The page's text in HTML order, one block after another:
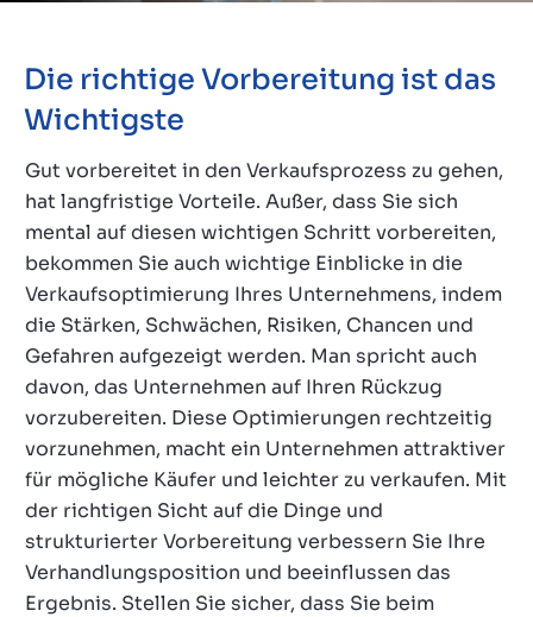
Die richtige Vorbereitung ist das
Wichtigste
Gut vorbereitet in den Verkaufsprozess zu gehen,
hat langfristige Vorteile. Außer, dass Sie sich
mental auf diesen wichtigen Schritt vorbereiten,
bekommen Sie auch wichtige Einblicke in die
Verkaufsoptimierung Ihres Unternehmens, indem
die Stärken, Schwächen, Risiken, Chancen und
Gefahren aufgezeigt werden. Man spricht auch
davon, das Unternehmen auf Ihren Rückzug
vorzubereiten. Diese Optimierungen rechtzeitig
vorzunehmen, macht ein Unternehmen attraktiver
für mögliche Käufer und leichter zu verkaufen. Mit
der richtigen Sicht auf die Dinge und
strukturierter Vorbereitung verbessern Sie Ihre
Verhandlungsposition und beeinflussen das
Ergebnis. Stellen Sie sicher, dass Sie beim